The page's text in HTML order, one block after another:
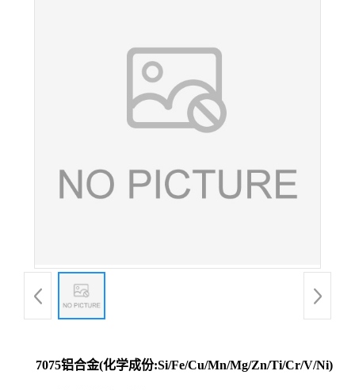
7075铝合金(化学成份:Si/Fe/Cu/Mn/Mg/Zn/Ti/Cr/V/Ni)